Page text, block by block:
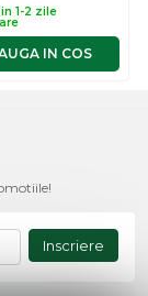
1-2 zile
IN COS
Inscriere